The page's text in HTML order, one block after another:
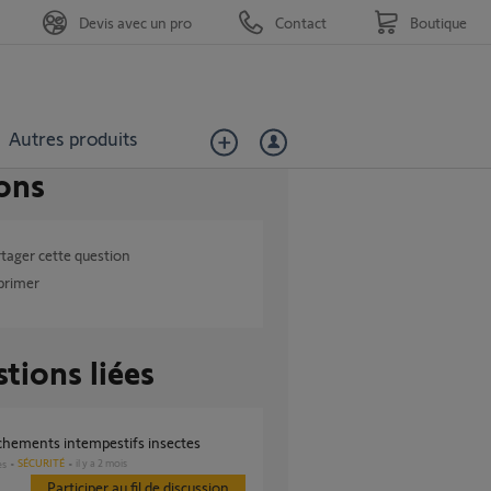
Autres produits
Devis avec un pro Contact Boutique
cette question
liées
intempestifs insectes
SÉCURITÉ il y a 2 mois
Participer au fil de discussion